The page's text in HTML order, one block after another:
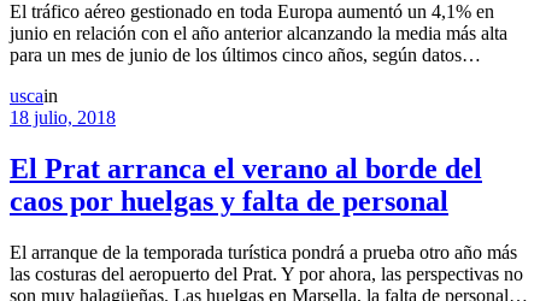
El tráfico aéreo gestionado en toda Europa aumentó un 4,1% en
junio en relación con el año anterior alcanzando la media más alta
para un mes de junio de los últimos cinco años, según datos…
uscain
18 julio, 2018
El Prat arranca el verano al borde del
caos por huelgas y falta de personal
El arranque de la temporada turística pondrá a prueba otro año más
las costuras del aeropuerto del Prat. Y por ahora, las perspectivas no
son muy halagüeñas. Las huelgas en Marsella, la falta de personal…